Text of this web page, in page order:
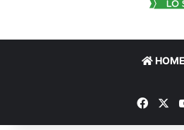
HOME